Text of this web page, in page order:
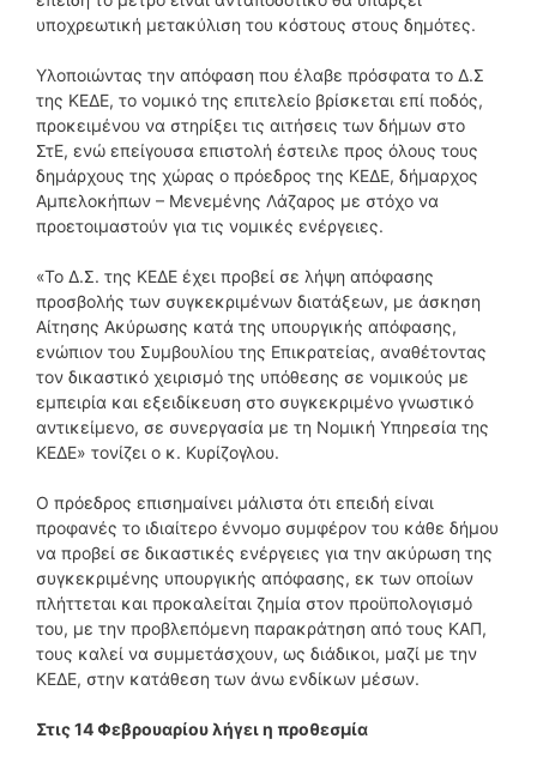
υποχρεωτική μετακύλιση του κόστους στους δημότες.
Υλοποιώντας την απόφαση που έλαβε πρόσφατα το Δ.Σ
της ΚΕΔΕ, το νομικό της επιτελείο βρίσκεται επί ποδός,
προκειμένου να στηρίξει τις αιτήσεις των δήμων στο
ΣτΕ, ενώ επείγουσα επιστολή έστειλε προς όλους τους
δημάρχους της χώρας ο πρόεδρος της ΚΕΔΕ, δήμαρχος
Αμπελοκήπων – Μενεμένης Λάζαρος με στόχο να
προετοιμαστούν για τις νομικές ενέργειες.
«Το Δ.Σ. της ΚΕΔΕ έχει προβεί σε λήψη απόφασης
προσβολής των συγκεκριμένων διατάξεων, με άσκηση
Αίτησης Ακύρωσης κατά της υπουργικής απόφασης,
ενώπιον του Συμβουλίου της Επικρατείας, αναθέτοντας
τον δικαστικό χειρισμό της υπόθεσης σε νομικούς με
εμπειρία και εξειδίκευση στο συγκεκριμένο γνωστικό
αντικείμενο, σε συνεργασία με τη Νομική Υπηρεσία της
ΚΕΔΕ» τονίζει ο κ. Κυρίζογλου.
Ο πρόεδρος επισημαίνει μάλιστα ότι επειδή είναι
προφανές το ιδιαίτερο έννομο συμφέρον του κάθε δήμου
να προβεί σε δικαστικές ενέργειες για την ακύρωση της
συγκεκριμένης υπουργικής απόφασης, εκ των οποίων
πλήττεται και προκαλείται ζημία στον προϋπολογισμό
του, με την προβλεπόμενη παρακράτηση από τους ΚΑΠ,
τους καλεί να συμμετάσχουν, ως διάδικοι, μαζί με την
ΚΕΔΕ, στην κατάθεση των άνω ενδίκων μέσων.
Στις 14 Φεβρουαρίου λήγει η προθεσμία